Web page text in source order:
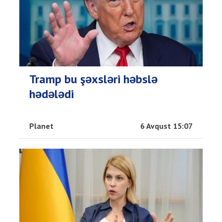
Tramp bu şəxsləri həbslə
hədələdi
Planet 6 Avqust 15:07